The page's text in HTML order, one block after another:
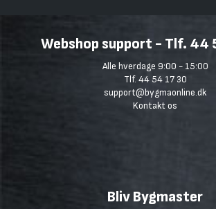
Webshop support - Tlf. 44
Alle hverdage 9:00 - 15:00
Tlf. 44 54 17 30
support@bygmaonline.dk
Kontakt os
Bliv Bygmaster